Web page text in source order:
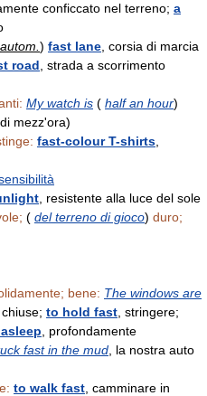
conficcato nel terreno; a
autom. ) fast lane , corsia di marcia
road , strada a scorrimento
My watch is ( half an hour)
mezz'ora)
fast-colour T-shirts
, resistente alla luce del sole
( del terreno di gioco) duro;
bene: The windows are
to hold fast , stringere;
, profondamente
fast in the mud , la nostra auto
to walk fast , camminare in